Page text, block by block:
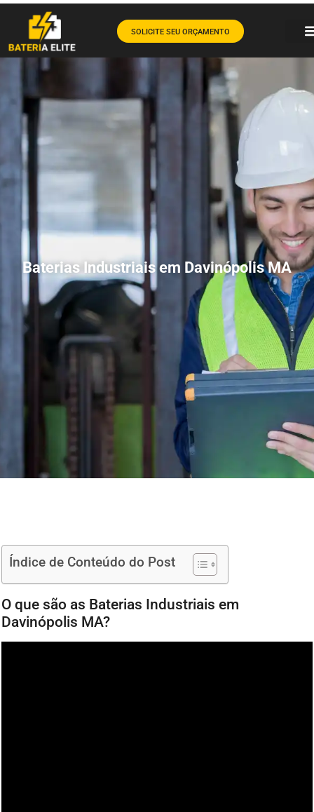
SOLICITE SEU ORÇAMENTO
Baterias Industriais em Davinópolis MA
Índice de Conteúdo do Post
O que são as Baterias Industriais em
Davinópolis MA?